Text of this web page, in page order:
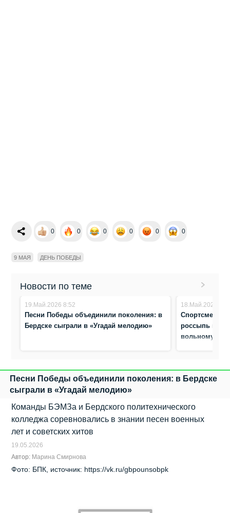
0 0 0 0 0 0
9 МАЯ ДЕНЬ ПОБЕДЫ
Новости по теме
19.Май.2026 8:52
Песни Победы объединили поколения: в
Бердске сыграли в «Угадай мелодию»
18.Май.2026
Спортсмены
россыпь
вольному бою
Песни Победы объединили поколения: в Бердске
сыграли в «Угадай мелодию»
Команды БЭМЗа и Бердского политехнического
колледжа соревновались в знании песен военных
лет и советских хитов
19.05.2026
Автор: Марина Смирнова
Фото: БПК, источник: https://vk.ru/gbpounsobpk